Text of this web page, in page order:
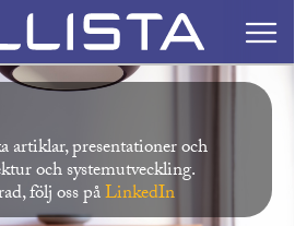
artiklar, presentationer och
och systemutveckling.
följ oss påLinkedIn